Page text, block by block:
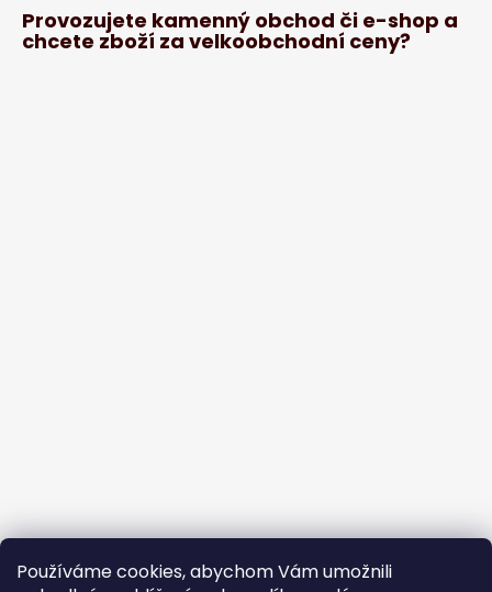
Používáme cookies, abychom Vám umožnili
Provozujete kamenný obchod či e-shop a
chcete zboží za velkoobchodní ceny?